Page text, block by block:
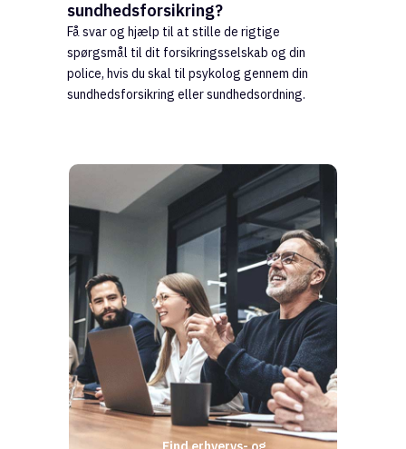
sundhedsforsikring?
Få svar og hjælp til at stille de rigtige
spørgsmål til dit forsikringsselskab og din
police, hvis du skal til psykolog gennem din
sundhedsforsikring eller sundhedsordning.